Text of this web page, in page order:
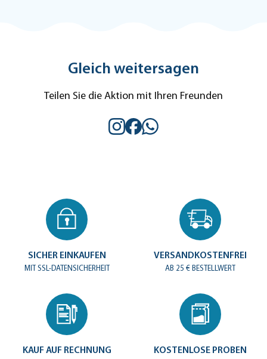
Gleich weitersagen
Teilen Sie die Aktion mit Ihren Freunden
SICHER EINKAUFEN
MIT SSL-DATENSICHERHEIT
VERSANDKOSTENFREI
AB 25 € BESTELLWERT
KAUF AUF RECHNUNG KOSTENLOSE PROBEN